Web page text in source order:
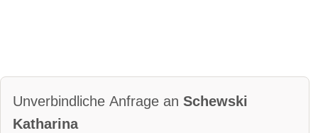
Unverbindliche Anfrage an Schewski
Katharina